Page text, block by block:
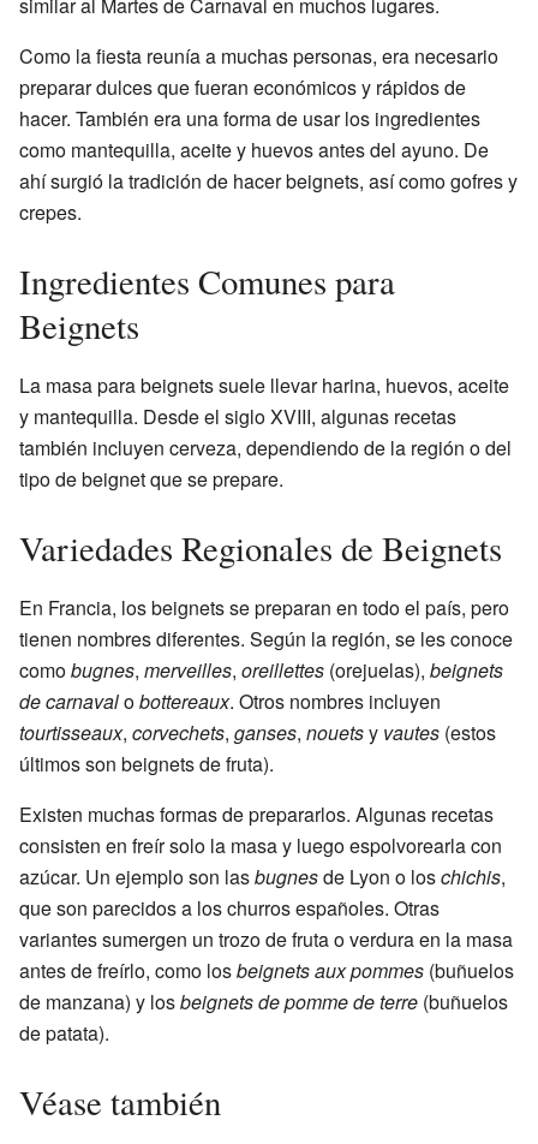
Como la fiesta reunía a muchas personas, era necesario
preparar dulces que fueran económicos y rápidos de
hacer. También era una forma de usar los ingredientes
como mantequilla, aceite y huevos antes del ayuno. De
ahí surgió la tradición de hacer beignets, así como gofres y
crepes.
Ingredientes Comunes para
Beignets
La masa para beignets suele llevar harina, huevos, aceite
y mantequilla. Desde el siglo XVIII, algunas recetas
también incluyen cerveza, dependiendo de la región o del
tipo de beignet que se prepare.
Variedades Regionales de Beignets
En Francia, los beignets se preparan en todo el país, pero
tienen nombres diferentes. Según la región, se les conoce
comobugnes, merveilles, oreillettes (orejuelas), beignets
de carnavalobottereaux. Otros nombres incluyen
tourtisseaux, corvechets, ganses, nouetsy vautes (estos
últimos son beignets de fruta).
Existen muchas formas de prepararlos. Algunas recetas
consisten en freír solo la masa y luego espolvorearla con
azúcar. Un ejemplo son lasbugnesde Lyon o loschichis,
que son parecidos a los churros españoles. Otras
variantes sumergen un trozo de fruta o verdura en la masa
antes de freírlo, como losbeignets aux pommes (buñuelos
de manzana) y losbeignets de pomme de terre (buñuelos
de patata).
Véase también